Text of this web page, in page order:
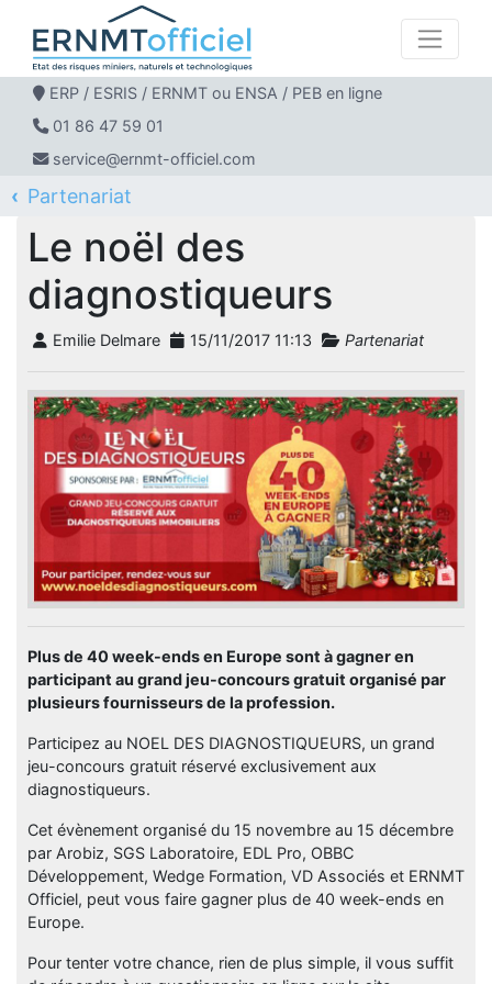
ERP / ESRIS / ERNMT ou ENSA / PEB en ligne
01 86 47 59 01
service@ernmt-officiel.com
ERNMT Officiel
Le blog Ernmt officiel
Partenariat
Le noël des diagnostiqueurs
Le noël des
diagnostiqueurs
Emilie Delmare 15/11/2017 11:13 Partenariat
Plus de 40 week-ends en Europe sont à gagner en
participant au grand jeu-concours gratuit organisé par
plusieurs fournisseurs de la profession.
Participez au NOEL DES DIAGNOSTIQUEURS, un grand
jeu-concours gratuit réservé exclusivement aux
diagnostiqueurs.
Cet évènement organisé du 15 novembre au 15 décembre
par Arobiz, SGS Laboratoire, EDL Pro, OBBC
Développement, Wedge Formation, VD Associés et ERNMT
Officiel, peut vous faire gagner plus de 40 week-ends en
Europe.
Pour tenter votre chance, rien de plus simple, il vous suffit